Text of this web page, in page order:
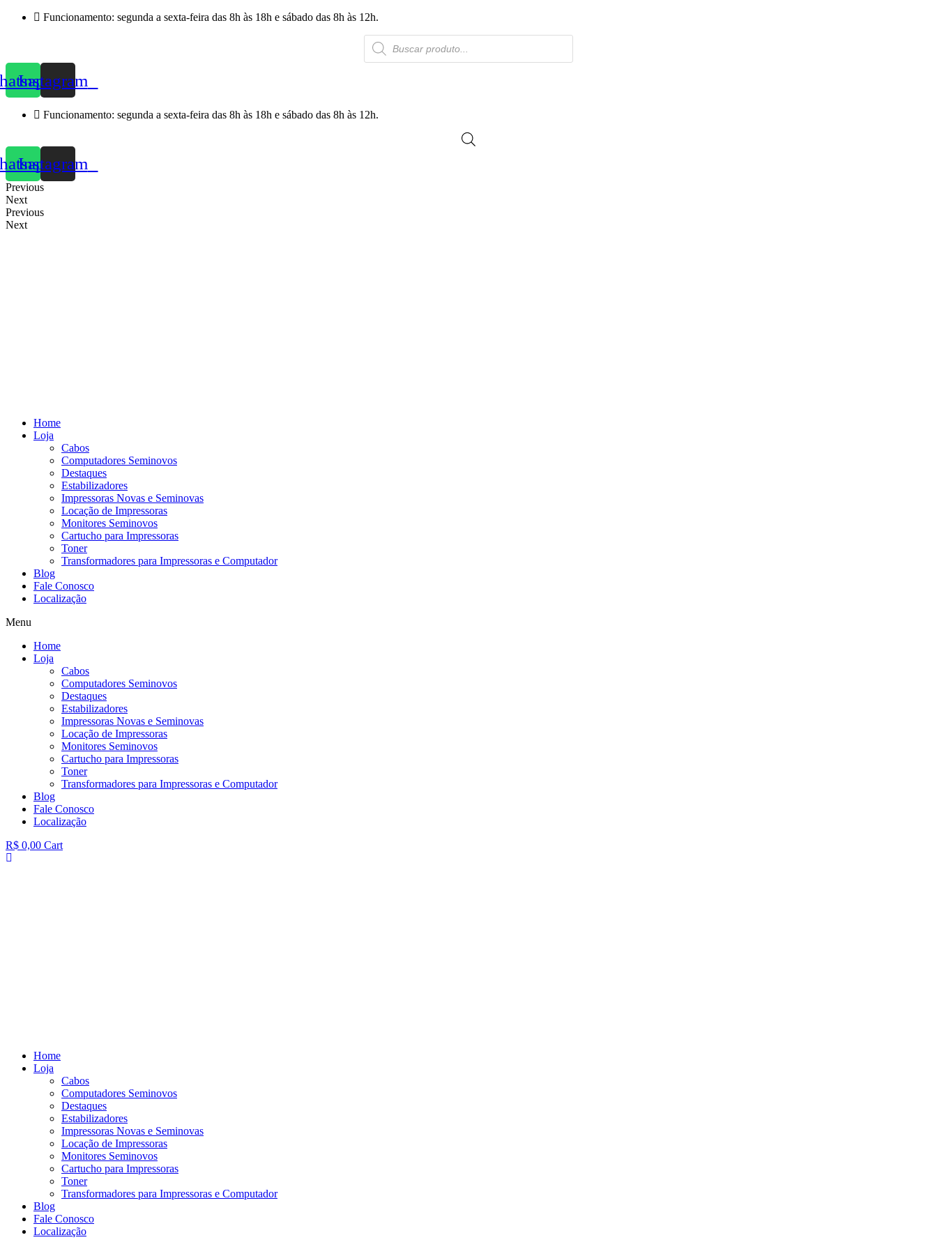
Skip
Funcionamento: segunda a sexta-feira das 8h às 18h e sábado das 8h às 12h.
Products
search
Instagram
Funcionamento: segunda a sexta-feira das 8h às 18h e sábado das 8h às 12h.
Instagram
Previous
Next
Previous
Next
Home
Loja
Cabos
Computadores Seminovos
Destaques
Estabilizadores
Impressoras Novas e Seminovas
Locação de Impressoras
Monitores Seminovos
Cartucho para Impressoras
Toner
Transformadores para Impressoras e Computador
Blog
Fale Conosco
Localização
Menu
Home
Loja
Cabos
Computadores Seminovos
Destaques
Estabilizadores
Impressoras Novas e Seminovas
Locação de Impressoras
Monitores Seminovos
Cartucho para Impressoras
Toner
Transformadores para Impressoras e Computador
Blog
Fale Conosco
Localização
R$ 0,00 Cart
Home
Loja
Cabos
Computadores Seminovos
Destaques
Estabilizadores
Impressoras Novas e Seminovas
Locação de Impressoras
Monitores Seminovos
Cartucho para Impressoras
Toner
Transformadores para Impressoras e Computador
Blog
Fale Conosco
Localização